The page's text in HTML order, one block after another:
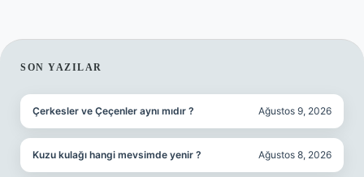
SIDEBAR
SON YAZILAR
Çerkesler ve Çeçenler aynı mıdır ? Ağustos 9, 2026
Kuzu kulağı hangi mevsimde yenir ? Ağustos 8, 2026